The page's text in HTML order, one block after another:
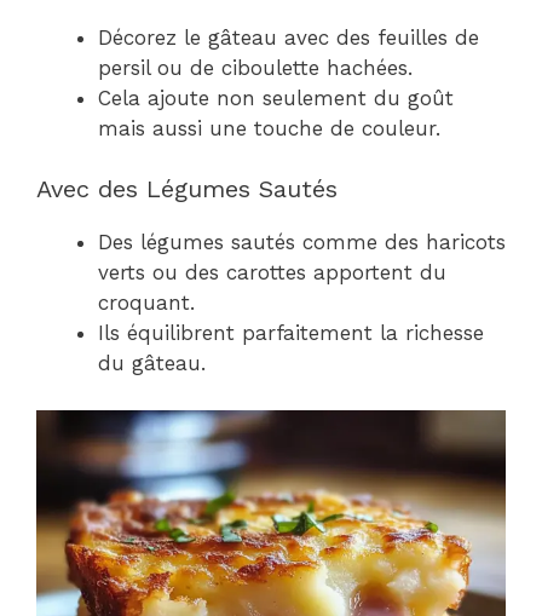
Décorez le gâteau avec des feuilles de
persil ou de ciboulette hachées.
Cela ajoute non seulement du goût
mais aussi une touche de couleur.
Avec des Légumes Sautés
Des légumes sautés comme des haricots
verts ou des carottes apportent du
croquant.
Ils équilibrent parfaitement la richesse
du gâteau.